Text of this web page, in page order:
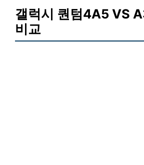
갤럭시 퀀텀4A5 VS
비교